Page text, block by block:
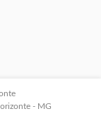
- MG